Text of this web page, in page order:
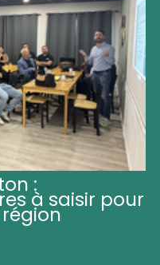
:
à saisir pour